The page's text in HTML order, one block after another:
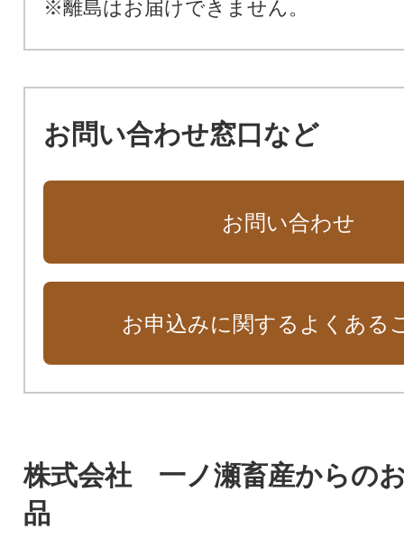
※離島はお届けできません。
お問い合わせ窓口など
お問い合わせ
お申込みに関するよくある
株式会社 一ノ瀬畜産からの
品